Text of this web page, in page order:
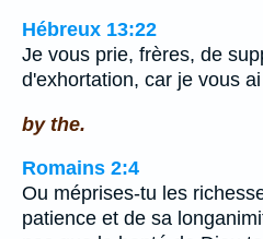
Hébreux 13:22
Je vous prie, frères, de
d'exhortation, car je vous
by the.
Romains 2:4
Ou méprises-tu les
patience et de sa